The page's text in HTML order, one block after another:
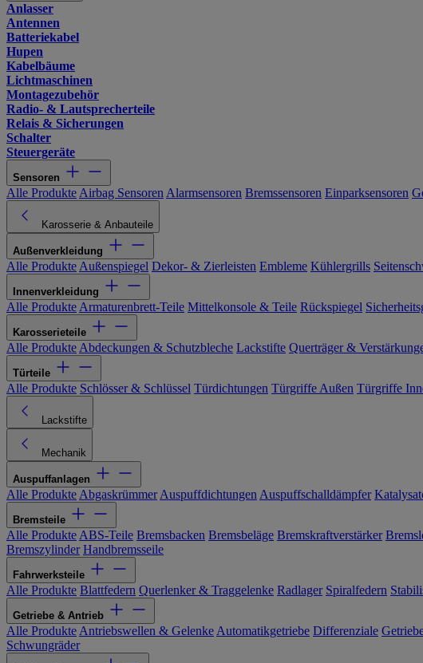
Anlasser
Antennen
Batteriekabel
Hupen
Kabelbäume
Lichtmaschinen
Montagezubehör
Radio- & Lautsprecherteile
Relais & Sicherungen
Schalter
Steuergeräte
Sensoren
Alle Produkte Airbag Sensoren Alarmsensoren Bremssensoren Einparksensoren
Karosserie & Anbauteile
Außenverkleidung
Alle Produkte Außenspiegel Dekor- & Zierleisten Embleme Kühlergrills
Innenverkleidung
Alle Produkte Armaturenbrett-Teile Mittelkonsole & Teile Rückspiegel
Karosserieteile
Alle Produkte Abdeckungen & Schutzbleche Lackstifte Querträger &
Türteile
Alle Produkte Schlösser & Schlüssel Türdichtungen Türgriffe Außen Türgriffe
Lackstifte
Mechanik
Auspuffanlagen
Alle Produkte Abgaskrümmer Auspuffdichtungen Auspuffschalldämpfer
Bremsteile
Alle Produkte ABS-Teile Bremsbacken Bremsbeläge Bremskraftverstärker
Bremszylinder Handbremsseile
Fahrwerksteile
Alle Produkte Blattfedern Querlenker & Traggelenke Radlager Spiralfedern
Getriebe & Antrieb
Alle Produkte Antriebswellen & Gelenke Automatikgetriebe Differenziale
Schwungräder